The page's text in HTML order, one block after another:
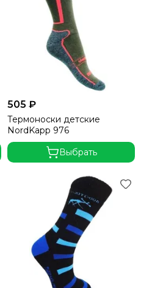
505 ₽
Термоноски детские
NordKapp 976
Выбрать